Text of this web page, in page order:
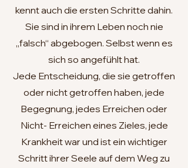
kennt auch die ersten Schritte dahin.
Sie sind in ihrem Leben noch nie
„falsch“ abgebogen. Selbst wenn es
sich so angefühlt hat.
Jede Entscheidung, die sie getroffen
oder nicht getroffen haben, jede
Begegnung, jedes Erreichen oder
Nicht- Erreichen eines Zieles, jede
Krankheit war und ist ein wichtiger
Schritt ihrer Seele auf dem Weg zu